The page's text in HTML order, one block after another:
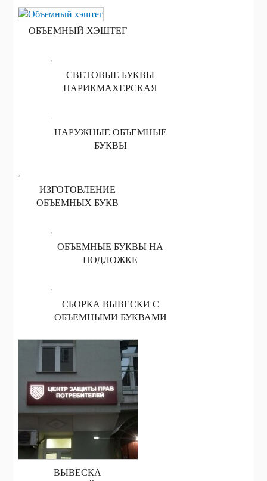
ОБЪЕМНЫЙ ХЭШТЕГ
СВЕТОВЫЕ БУКВЫ
ПАРИКМАХЕРСКАЯ
НАРУЖНЫЕ ОБЪЕМНЫЕ
БУКВЫ
ИЗГОТОВЛЕНИЕ
ОБЪЕМНЫХ БУКВ
ОБЪЕМНЫЕ БУКВЫ НА
ПОДЛОЖКЕ
СБОРКА ВЫВЕСКИ С
ОБЪЕМНЫМИ БУКВАМИ
ВЫВЕСКА